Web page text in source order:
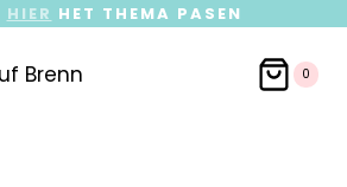
HIER HET THEMA PASEN
0